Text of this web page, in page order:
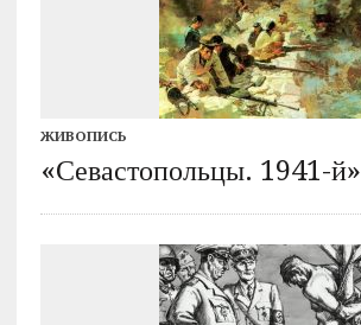
ЖИВОПИСЬ
«Севастопольцы. 1941-й»